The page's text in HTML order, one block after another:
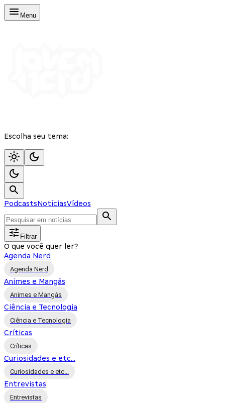
Menu
Escolha seu tema:
PodcastsNotíciasVídeos
Filtrar
O que você quer ler?
Agenda Nerd
Agenda Nerd
Animes e Mangás
Animes e Mangás
Ciência e Tecnologia
Ciência e Tecnologia
Críticas
Críticas
Curiosidades e etc...
Curiosidades e etc...
Entrevistas
Entrevistas